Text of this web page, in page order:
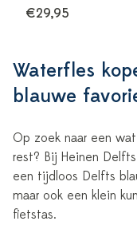
€29,95
Waterfles
blauwe
Op zoek naar een
rest? Bij Heinen
een tijdloos Delfts
maar ook een klein
fietstas.